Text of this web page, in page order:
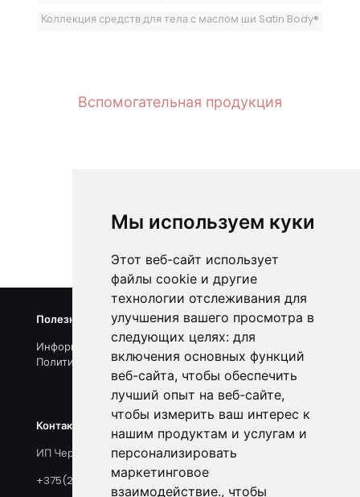
Мы используем куки
Этот веб-сайт использует
файлы cookie и другие
технологии отслеживания для
улучшения вашего просмотра в
следующих целях: для
включения основных функций
веб-сайта, чтобы обеспечить
лучший опыт на веб-сайте,
чтобы измерить ваш интерес к
нашим продуктам и услугам и
персонализировать
маркетинговое
взаимодействие., чтобы
Коллекция средств для тела с маслом ши Satin Body®
Вспомогательная продукция
ОТПРАВИТЬ СООБЩЕНИЕ
+375 (29) 649-89-54
Полезные ссылки
Информация о нас
Политика конфиденциальности
Контакты и реквизиты
ИП Черноголов С.А., УНП 790296223
+375(25)918-33-15